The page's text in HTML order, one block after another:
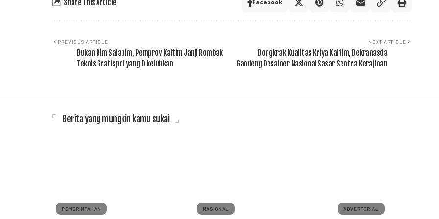
Share This Article Facebook
PREVIOUS ARTICLE
Bukan Bim Salabim, Pemprov Kaltim Janji Rombak
Teknis Gratispol yang Dikeluhkan
NEXT ARTICLE
Dongkrak Kualitas Kriya Kaltim, Dekranasda
Gandeng Desainer Nasional Sasar Sentra Kerajinan
Berita yang mungkin kamu sukai
PEMERINTAHAN NASIONAL ADVERTORIAL